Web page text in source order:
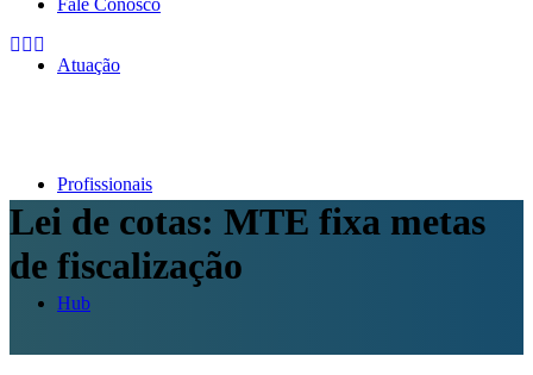
Atuação
Profissionais
Hub
Fale Conosco
Lei de cotas: MTE fixa metas
de fiscalização